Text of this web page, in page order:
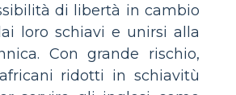
di libertà in cambio
loro schiavi e unirsi alla
Con grande rischio,
ridotti in schiavitù